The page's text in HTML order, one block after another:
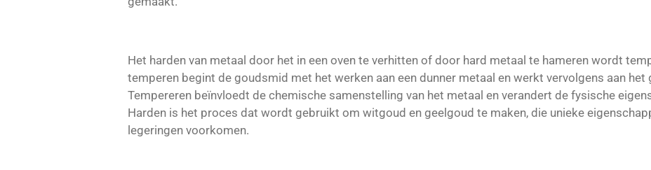
Het harden van metaal door het in een oven te verhitten of door hard metaal te hameren wordt
temperen begint de goudsmid met het werken aan een dunner metaal en werkt vervolgens aan het
Tempereren beïnvloedt de chemische samenstelling van het metaal en verandert de fysische
Harden is het proces dat wordt gebruikt om witgoud en geelgoud te maken, die unieke
legeringen voorkomen.